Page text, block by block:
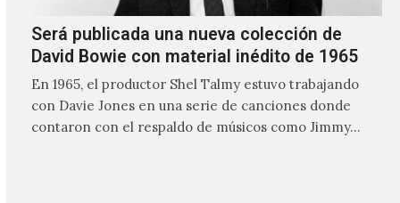
Será publicada una nueva colección de
David Bowie con material inédito de 1965
En 1965, el productor Shel Talmy estuvo trabajando
con Davie Jones en una serie de canciones donde
contaron con el respaldo de músicos como Jimmy…